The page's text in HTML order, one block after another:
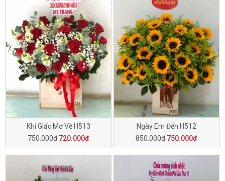
Khi Giấc Mơ Về H513
750.000đ 720.000đ
Ngày Em Đến H512
850.000đ 750.000đ